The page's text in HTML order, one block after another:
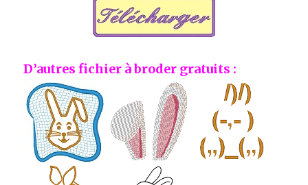
D’autres fichier à broder gratuits :